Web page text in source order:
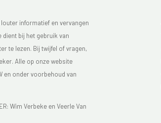
informatief en vervangen
dient bij het gebruik van
te lezen. Bij twijfel of vragen,
Alle op onze website
en onder voorbehoud van
Wim Verbeke en Veerle Van